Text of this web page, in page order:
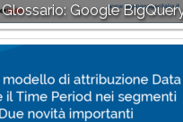
Glossario: Google